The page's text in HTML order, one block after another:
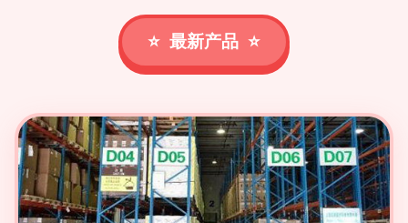
最新产品